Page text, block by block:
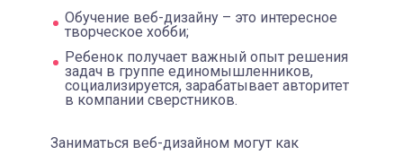
Обучение веб-дизайну – это интересное
творческое хобби;
Ребенок получает важный опыт решения
задач в группе единомышленников,
социализируется, зарабатывает авторитет
в компании сверстников.
Заниматься веб-дизайном могут как